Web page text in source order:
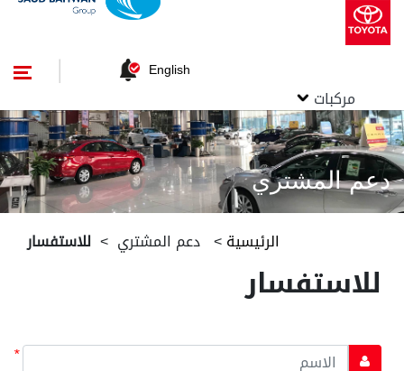
مركبات
English
دعم المشتري
الرئيسية> دعم المشتري > للاستفسار
للاستفسار
*